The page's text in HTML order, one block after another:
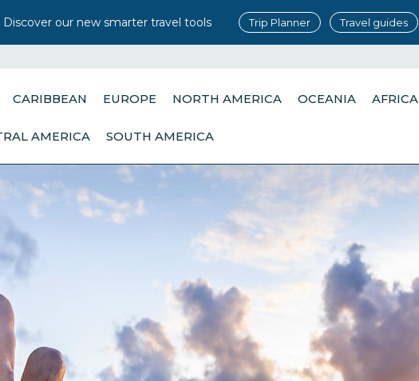
our new smarter travel tools Trip Planner Travel guides
CARIBBEAN EUROPE NORTH AMERICA OCEANIA AFRICA
AMERICA SOUTH AMERICA